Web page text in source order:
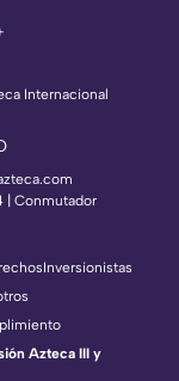
Internacional
| Conmutador
Inversionistas
Azteca III y